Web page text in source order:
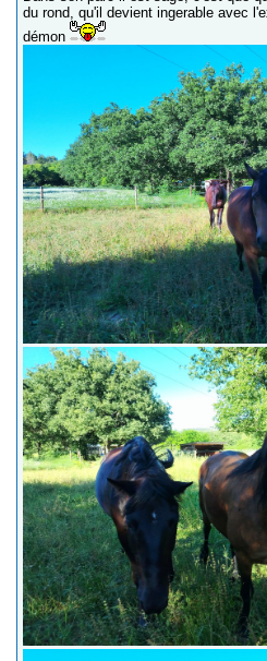
du rond, qu'il devient ingerable avec
démon